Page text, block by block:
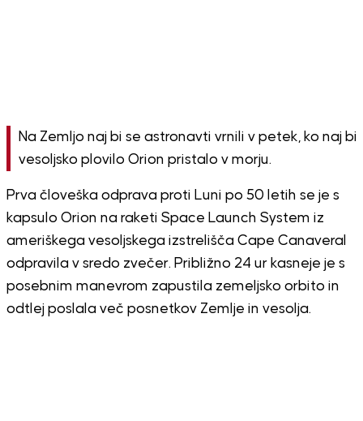
Na Zemljo naj bi se astronavti vrnili v petek, ko naj bi
vesoljsko plovilo Orion pristalo v morju.
Prva človeška odprava proti Luni po 50 letih se je s
kapsulo Orion na raketi Space Launch System iz
ameriškega vesoljskega izstrelišča Cape Canaveral
odpravila v sredo zvečer. Približno 24 ur kasneje je s
posebnim manevrom zapustila zemeljsko orbito in
odtlej poslala več posnetkov Zemlje in vesolja.